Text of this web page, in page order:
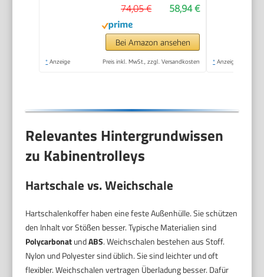
Reisen Urlaub,
Schwarz, 610865
58,94 €
74,05 €
Bei Amazon ansehen
* Anzeige Preis inkl. MwSt., zzgl. Versandkosten * Anzeige
Relevantes Hintergrundwissen
zu Kabinentrolleys
Hartschale vs. Weichschale
Hartschalenkoffer haben eine feste Außenhülle. Sie schützen
den Inhalt vor Stößen besser. Typische Materialien sind
PolycarbonatundABS. Weichschalen bestehen aus Stoff.
Nylon und Polyester sind üblich. Sie sind leichter und oft
flexibler. Weichschalen vertragen Überladung besser. Dafür